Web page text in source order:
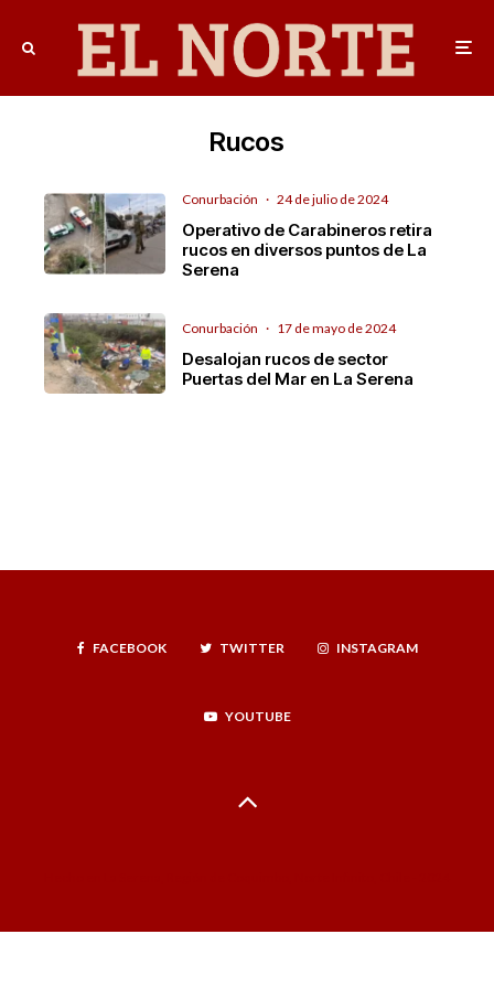
Rucos
Conurbación · 24 de julio de 2024
Operativo de Carabineros retira
rucos en diversos puntos de La
Serena
Conurbación · 17 de mayo de 2024
Desalojan rucos de sector
Puertas del Mar en La Serena
FACEBOOK TWITTER INSTAGRAM
YOUTUBE